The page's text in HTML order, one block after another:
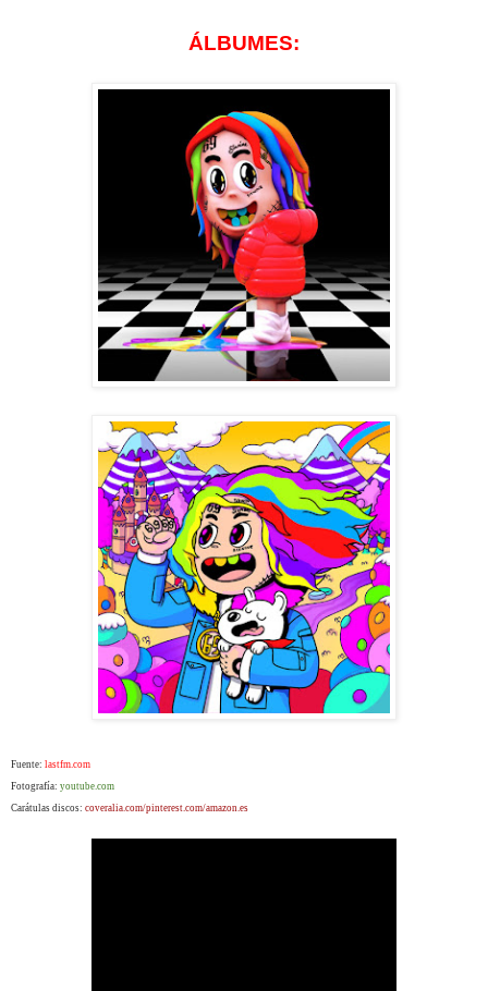
ÁLBUMES:
Fuente: lastfm.com
Fotografía: youtube.com
Carátulas discos: coveralia.com/pinterest.com/amazon.es